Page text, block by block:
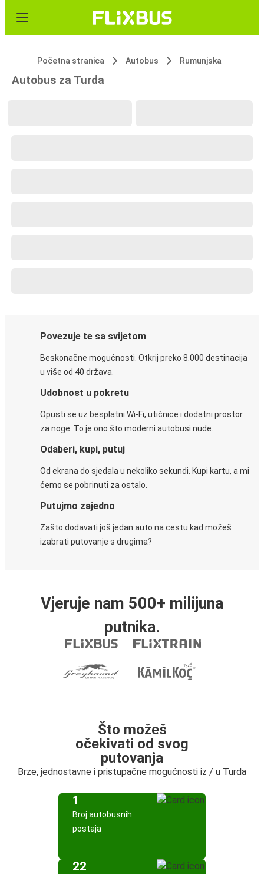
Početna stranica Autobus Rumunjska
Autobus za Turda
Povezuje te sa svijetom
Beskonačne mogućnosti. Otkrij preko 8.000 destinacija
u više od 40 država.
Udobnost u pokretu
Opusti se uz besplatni Wi-Fi, utičnice i dodatni prostor
za noge. To je ono što moderni autobusi nude.
Odaberi, kupi, putuj
Od ekrana do sjedala u nekoliko sekundi. Kupi kartu, a mi
ćemo se pobrinuti za ostalo.
Putujmo zajedno
Zašto dodavati još jedan auto na cestu kad možeš
izabrati putovanje s drugima?
Vjeruje nam 500+ milijuna
putnika.
Što možeš
očekivati od svog
putovanja
Brze, jednostavne i pristupačne mogućnosti iz / u Turda
1
Broj autobusnih
postaja
22